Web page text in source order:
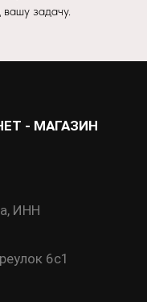
задачу.
- МАГАЗИН
ИНН
6с1